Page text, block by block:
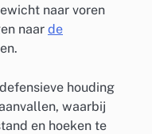
naar voren
naar de
houding
waarbij
en hoeken te